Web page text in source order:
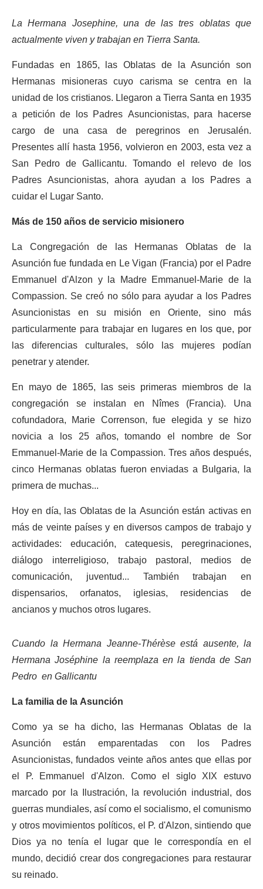
La Hermana Josephine, una de las tres oblatas que
actualmente viven y trabajan en Tierra Santa.
Fundadas en 1865, las Oblatas de la Asunción son
Hermanas misioneras cuyo carisma se centra en la
unidad de los cristianos. Llegaron a Tierra Santa en 1935
a petición de los Padres Asuncionistas, para hacerse
cargo de una casa de peregrinos en Jerusalén.
Presentes allí hasta 1956, volvieron en 2003, esta vez a
San Pedro de Gallicantu. Tomando el relevo de los
Padres Asuncionistas, ahora ayudan a los Padres a
cuidar el Lugar Santo.
Más de 150 años de servicio misionero
La Congregación de las Hermanas Oblatas de la
Asunción fue fundada en Le Vigan (Francia) por el Padre
Emmanuel d'Alzon y la Madre Emmanuel-Marie de la
Compassion. Se creó no sólo para ayudar a los Padres
Asuncionistas en su misión en Oriente, sino más
particularmente para trabajar en lugares en los que, por
las diferencias culturales, sólo las mujeres podían
penetrar y atender.
En mayo de 1865, las seis primeras miembros de la
congregación se instalan en Nîmes (Francia). Una
cofundadora, Marie Correnson, fue elegida y se hizo
novicia a los 25 años, tomando el nombre de Sor
Emmanuel-Marie de la Compassion. Tres años después,
cinco Hermanas oblatas fueron enviadas a Bulgaria, la
primera de muchas...
Hoy en día, las Oblatas de la Asunción están activas en
más de veinte países y en diversos campos de trabajo y
actividades: educación, catequesis, peregrinaciones,
diálogo interreligioso, trabajo pastoral, medios de
comunicación, juventud... También trabajan en
dispensarios, orfanatos, iglesias, residencias de
ancianos y muchos otros lugares.
Cuando la Hermana Jeanne-Thérèse está ausente, la
Hermana Joséphine la reemplaza en la tienda de San
Pedro en Gallicantu
La familia de la Asunción
Como ya se ha dicho, las Hermanas Oblatas de la
Asunción están emparentadas con los Padres
Asuncionistas, fundados veinte años antes que ellas por
el P. Emmanuel d'Alzon. Como el siglo XIX estuvo
marcado por la Ilustración, la revolución industrial, dos
guerras mundiales, así como el socialismo, el comunismo
y otros movimientos políticos, el P. d'Alzon, sintiendo que
Dios ya no tenía el lugar que le correspondía en el
mundo, decidió crear dos congregaciones para restaurar
su reinado.